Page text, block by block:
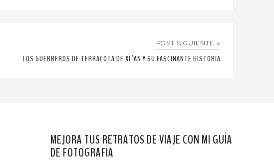
POST SIGUIENTE »
LOS GUERREROS DE TERRACOTA DE XI´AN Y SU FASCINANTE HISTORIA
MEJORA TUS RETRATOS DE VIAJE CON MI GUÍA
DE FOTOGRAFÍA